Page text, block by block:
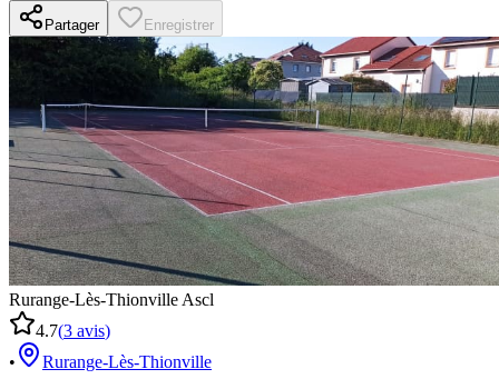
Partager Enregistrer
Rurange-Lès-Thionville Ascl
4.7(3 avis)
•
Rurange-Lès-Thionville